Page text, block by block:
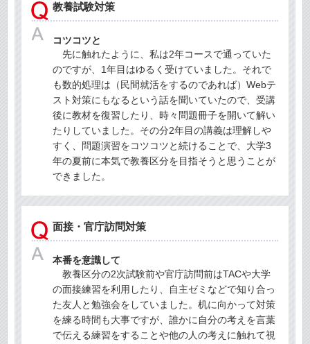
教養試験対策
コツコツと
先に触れたように、私は2年コースで通っていた
のですが、1年目はゆるく受けていました。それで
も数的処理は（民間就活をするのであれば）Webテ
スト対策にもなるという話を聞いていたので、受講
後に教材を復習したり、時々問題冊子を開いて解い
たりしていました。その分2年目の講義は理解しや
すく、問題演習をコツコツと続けることで、大学3
年の夏前に本気で教養区分を目指そうと思うことが
できました。
面接・官庁訪問対策
本番を意識して
教養区分の2次試験前や官庁訪問前はTACや大学
の面接練習を利用したり、自主ゼミなどで知り合っ
た友人と勉強会をしていました。机に向かって対策
を練る時間も大事ですが、誰かに自分の考えを言葉
で伝える練習をすることや他の人の考えに触れて視